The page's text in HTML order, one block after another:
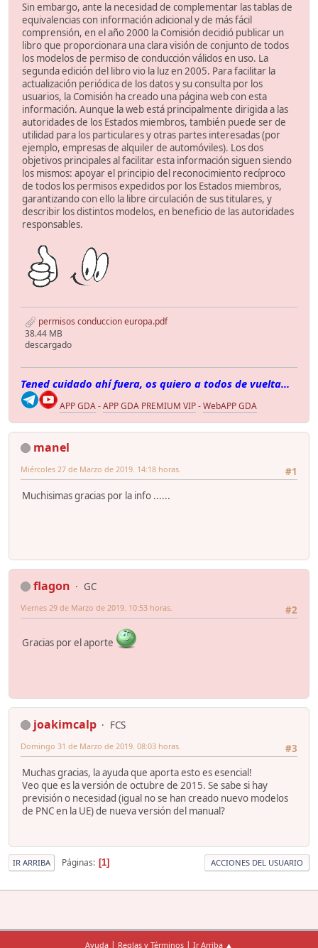
Sin embargo, ante la necesidad de complementar las tablas de
equivalencias con información adicional y de más fácil
comprensión, en el año 2000 la Comisión decidió publicar un
libro que proporcionara una clara visión de conjunto de todos
los modelos de permiso de conducción válidos en uso. La
segunda edición del libro vio la luz en 2005. Para facilitar la
actualización periódica de los datos y su consulta por los
usuarios, la Comisión ha creado una página web con esta
información. Aunque la web está principalmente dirigida a las
autoridades de los Estados miembros, también puede ser de
utilidad para los particulares y otras partes interesadas (por
ejemplo, empresas de alquiler de automóviles). Los dos
objetivos principales al facilitar esta información siguen siendo
los mismos: apoyar el principio del reconocimiento recíproco
de todos los permisos expedidos por los Estados miembros,
garantizando con ello la libre circulación de sus titulares, y
describir los distintos modelos, en beneficio de las autoridades
responsables.
permisos conduccion europa.pdf
38.44 MB
descargado
Tened cuidado ahí fuera, os quiero a todos de vuelta...
APP GDA-APP GDA PREMIUM VIP-WebAPP GDA
manel
#1
Miércoles 27 de Marzo de 2019. 14:18 horas.
Muchisimas gracias por la info ......
flagon
GC
#2
Viernes 29 de Marzo de 2019. 10:53 horas.
Gracias por el aporte
joakimcalp
FCS
#3
Domingo 31 de Marzo de 2019. 08:03 horas.
Muchas gracias, la ayuda que aporta esto es esencial!
Veo que es la versión de octubre de 2015. Se sabe si hay
previsión o necesidad (igual no se han creado nuevo modelos
de PNC en la UE) de nueva versión del manual?
IR ARRIBA Páginas 1 ACCIONES DEL USUARIO
Ayuda | Reglas y Términos | Ir Arriba ▲